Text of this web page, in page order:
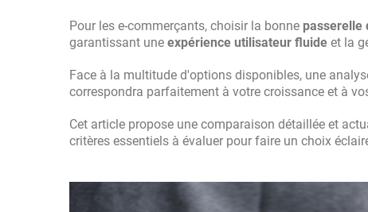
Pour les e-commerçants, choisir la bonne passerelle
garantissant une expérience utilisateur fluide et la
Face à la multitude d'options disponibles, une
correspondra parfaitement à votre croissance et à
Cet article propose une comparaison détaillée et
critères essentiels à évaluer pour faire un choix